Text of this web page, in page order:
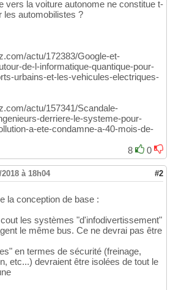
vers la voiture autonome ne constitue t-
les automobilistes ?
actu/172383/Google-et-
de-l-informatique-quantique-pour-
urbains-et-les-vehicules-electriques-
actu/157341/Scandale-
derriere-le-systeme-pour-
a-ete-condamne-a-40-mois-de-
8
0
2018 à 18h04 #2
la conception de base :
les systèmes "d'infodivertissement"
le même bus. Ce ne devrai pas être
en termes de sécurité (freinage,
etc...) devraient être isolées de tout le